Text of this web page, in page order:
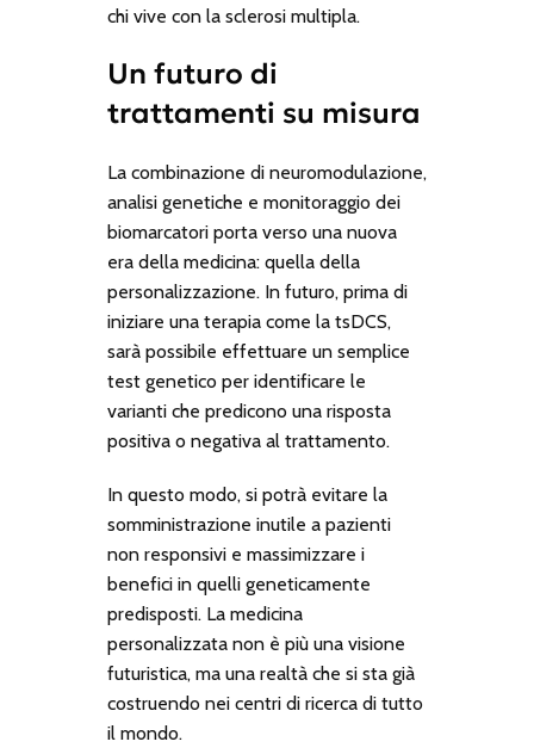
chi vive con la sclerosi multipla.
Un futuro di
trattamenti su misura
La combinazione di neuromodulazione,
analisi genetiche e monitoraggio dei
biomarcatori porta verso una nuova
era della medicina: quella della
personalizzazione. In futuro, prima di
iniziare una terapia come la tsDCS,
sarà possibile effettuare un semplice
test genetico per identificare le
varianti che predicono una risposta
positiva o negativa al trattamento.
In questo modo, si potrà evitare la
somministrazione inutile a pazienti
non responsivi e massimizzare i
benefici in quelli geneticamente
predisposti. La medicina
personalizzata non è più una visione
futuristica, ma una realtà che si sta già
costruendo nei centri di ricerca di tutto
il mondo.